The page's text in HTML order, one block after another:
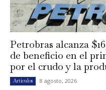
Petrobras alcanza
de beneficio en el
por el crudo y la
Artículos 8 agosto, 2026